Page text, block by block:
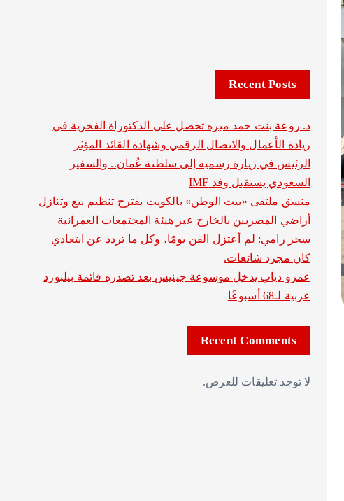
Recent Posts
د. روعة بنت حمد ميره تحصل على الدكتوراة الفخرية في
ريادة الأعمال والاتصال الرقمي وشهادة القائد المؤثر
الرئيس في زيارة رسمية إلى سلطنة عُمان.. والسفير
السعودي يستقبل وفد IMF
منسق ملتقى «بيت الوطن» بالكويت يقترح تنظيم بيع وتنازل
أراضي المصريين بالخارج عبر هيئة المجتمعات العمرانية
سحر رامي: لم أعتزل الفن يومًا، وكل ما تردد عن ابتعادي
كان مجرد شائعات.
عمرو دياب يدخل موسوعة جينيس بعد تصدره قائمة بيلبورد
عربية لـ68 أسبوعًا
Recent Comments
لا توجد تعليقات للعرض.